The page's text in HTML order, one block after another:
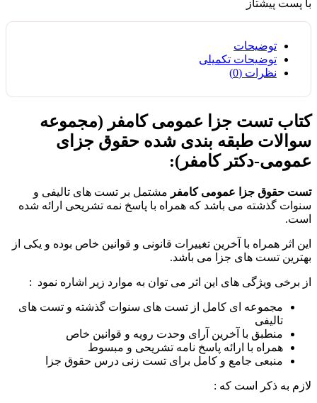
با پست پیشتاز
توضیحات
توضیحات تکمیلی
نظرات (0)
کتاب تست جزا عمومی کامفر (مجموعه
سوالات طبقه بندی شده حقوق جزای
عمومی-دکتر کامفر):
تست حقوق جزا عمومی کامفر مشتمل بر تست های تالیفی و
سنوات گذشته می باشد که همراه با پاسخ نمه تشریحی ارائه شده
است.
این اثر همراه با آخرین تغییرات قانونی و قوانین خاص بوده و یکی از
بهترین تست های جزا می باشد.
از برخی ویژگی های این اثر می توان به موارد زیر اشاره نمود :
مجموعه ای کامل از تست های سنوات گذشته و تست های
تالیفی
منطبق با آخرین آرای وحدت رویه و قوانین خاص
همراه با ارائه پاسخ نامه تشریحی و مبسوط
منبعی جامع و کامل برای تست زنی درس حقوق جزا
لازم به ذکر است که :